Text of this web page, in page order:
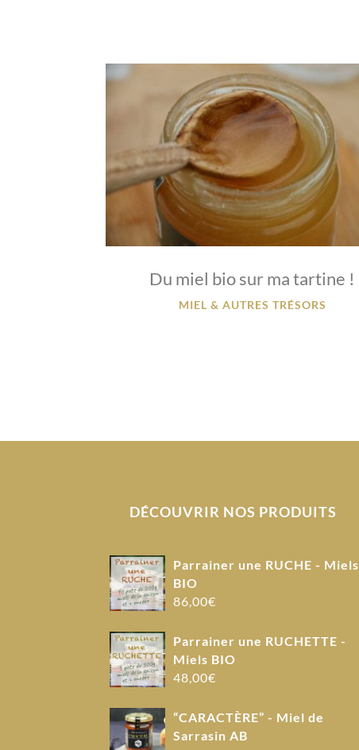
Du miel bio sur ma tartine !
MIEL & AUTRES TRÉSORS
DÉCOUVRIR NOS PRODUITS
Parrainer une RUCHE - Miels
BIO
86,00€
Parrainer une RUCHETTE -
Miels BIO
48,00€
“CARACTÈRE” - Miel de
Sarrasin AB